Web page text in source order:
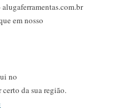
em nosso
no
da sua região.